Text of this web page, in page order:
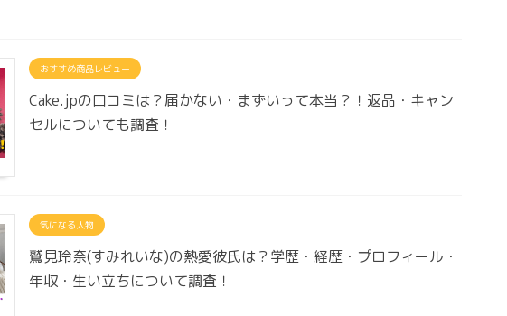
おすすめ商品レビュー
Cake.jpの口コミは？届かない・まずいって本当？！返品・キャン
セルについても調査！
気になる人物
鷲見玲奈(すみれいな)の熱愛彼氏は？学歴・経歴・プロフィール・
年収・生い立ちについて調査！